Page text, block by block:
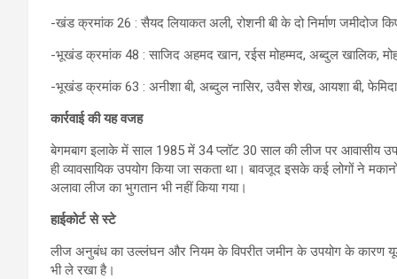
-खंड क्रमांक 26 : सैयद लियाकत अली, रोशनी बी के दो निर्माण जमीदोज
-भूखंड क्रमांक 48 : साजिद अहमद खान, रईस मोहम्मद, अब्दुल खालिक,
-भूखंड क्रमांक 63 : अनीशा बी, अब्दुल नासिर, उवैस शेख, आयशा बी, फेमिदा
कार्रवाई की यह वजह
बेगमबाग इलाके में साल 1985 में 34 प्लॉट 30 साल की लीज पर आवासीय
ही व्यावसायिक उपयोग किया जा सकता था। बावजूद इसके कई लोगों ने
अलावा लीज का भुगतान भी नहीं किया गया।
हाईकोर्ट से स्टे
लीज अनुबंध का उल्लंघन और नियम के विपरीत जमीन के उपयोग के कारण
भी ले रखा है।